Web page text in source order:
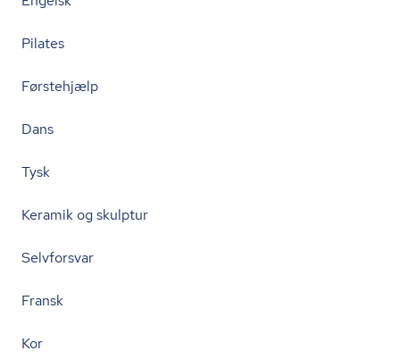
Pilates
Førstehjælp
Dans
Tysk
Keramik og skulptur
Selvforsvar
Fransk
Kor